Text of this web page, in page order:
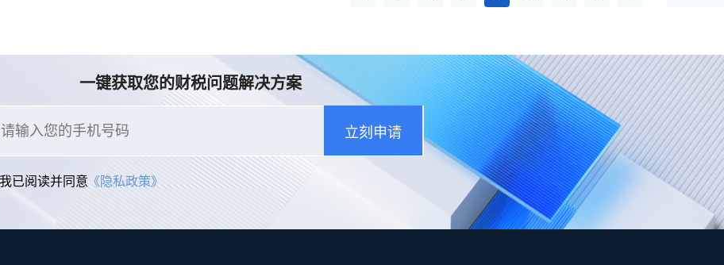
一键获取您的财税问题解决方案
立刻申请
我已阅读并同意《隐私政策》